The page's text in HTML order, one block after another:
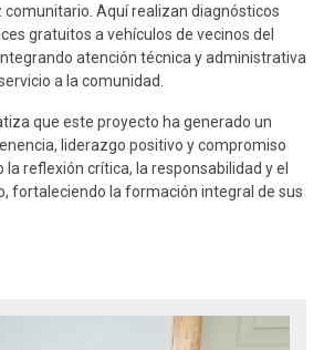
Aquí realizan diagnósticos
gratuitos a vehículos de vecinos del
atención técnica y administrativa
a la comunidad.
que este proyecto ha generado un
liderazgo positivo y compromiso
reflexión crítica, la responsabilidad y el
fortaleciendo la formación integral de sus